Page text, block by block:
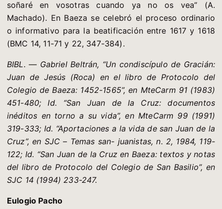
soñaré en vosotras cuando ya no os vea” (A.
Machado). En Baeza se celebró el proceso ordinario
o informativo para la beatificación entre 1617 y 1618
(BMC 14, 11-71 y 22, 347-384).
BIBL. — Gabriel Beltrán, “Un condiscípulo de Gracián:
Juan de Jesús (Roca) en el libro de Protocolo del
Colegio de Baeza: 1452-1565”, en MteCarm 91 (1983)
451-480; Id. “San Juan de la Cruz: documentos
inéditos en torno a su vida”, en MteCarm 99 (1991)
319-333; Id. “Aportaciones a la vida de san Juan de la
Cruz”, en SJC – Temas san- juanistas, n. 2, 1984, 119-
122; Id. “San Juan de la Cruz en Baeza: textos y notas
del libro de Protocolo del Colegio de San Basilio”, en
SJC 14 (1994) 233-247.
Eulogio Pacho